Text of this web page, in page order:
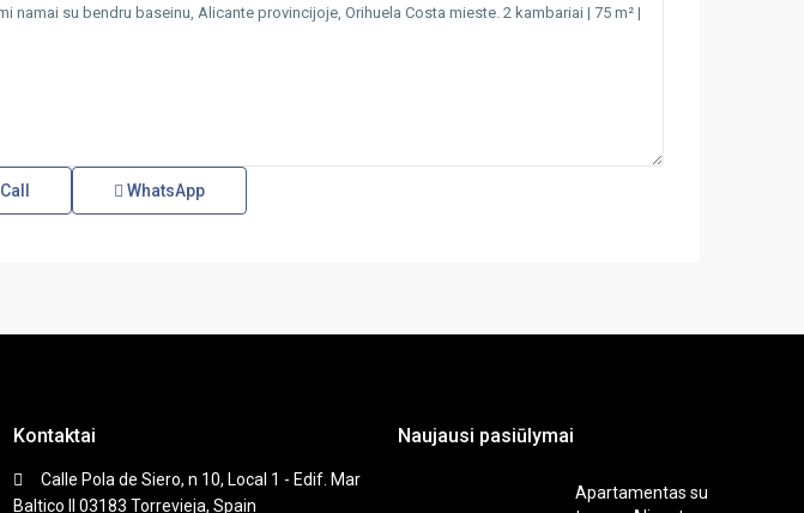
Call WhatsApp
Kontaktai
Calle Pola de Siero, n 10, Local 1 - Edif. Mar
Baltico II 03183 Torrevieja, Spain
Naujausi pasiūlymai
Apartamentas su